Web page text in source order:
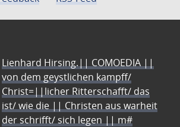
Lienhard Hirsing.|| COMOEDIA ||
von dem geystlichen kampff/
Christ=||licher Ritterschafft/ das
ist/ wie die || Christen aus warheit
der schrifft/ sich legen || m#